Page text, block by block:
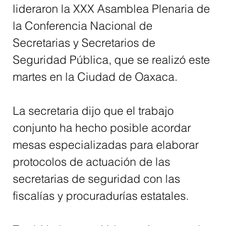
lideraron la XXX Asamblea Plenaria de
la Conferencia Nacional de
Secretarias y Secretarios de
Seguridad Pública, que se realizó este
martes en la Ciudad de Oaxaca.
La secretaria dijo que el trabajo
conjunto ha hecho posible acordar
mesas especializadas para elaborar
protocolos de actuación de las
secretarias de seguridad con las
fiscalías y procuradurías estatales.